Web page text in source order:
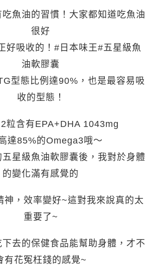
魚油的習慣！大家都知道吃魚油
很好
好吸收的！#日本味王#五星級魚
油軟膠囊
型態比例達90%，也是最容易吸
收的型態！
粒含有EPA+DHA 1043mg
達85%的Omega3哦～
星級魚油軟膠囊後，我對於身體
的變化滿有感覺的
神，效率變好~這對我來說真的太
重要了~
去的保健食品能幫助身體，才不
有花冤枉錢的感覺~